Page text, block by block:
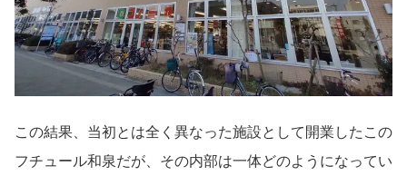
この結果、当初とは全く異なった施設として開業したこの
フチュール和泉だが、その内部は一体どのようになってい